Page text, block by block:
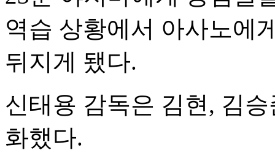
역습 상황에서 아사노에
뒤지게 됐다.
신태용 감독은 김현, 김
화했다.